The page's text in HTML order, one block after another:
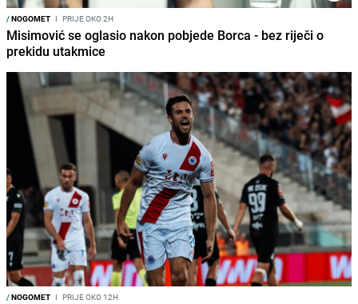
/NOGOMET I PRIJE OKO 2H
Misimović se oglasio nakon pobjede Borca - bez riječi o
prekidu utakmice
/NOGOMET I PRIJE OKO 12H